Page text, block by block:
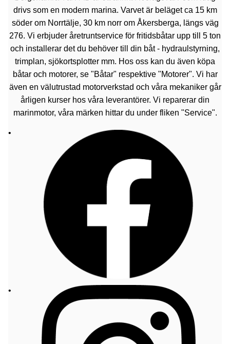
drivs som en modern marina. Varvet är beläget ca 15 km
söder om Norrtälje, 30 km norr om Åkersberga, längs väg
276. Vi erbjuder åretruntservice för fritidsbåtar upp till 5 ton
och installerar det du behöver till din båt - hydraulstyrning,
trimplan, sjökortsplotter mm. Hos oss kan du även köpa
båtar och motorer, se "Båtar" respektive "Motorer". Vi har
även en välutrustad motorverkstad och våra mekaniker går
årligen kurser hos våra leverantörer. Vi reparerar din
marinmotor, våra märken hittar du under fliken "Service".